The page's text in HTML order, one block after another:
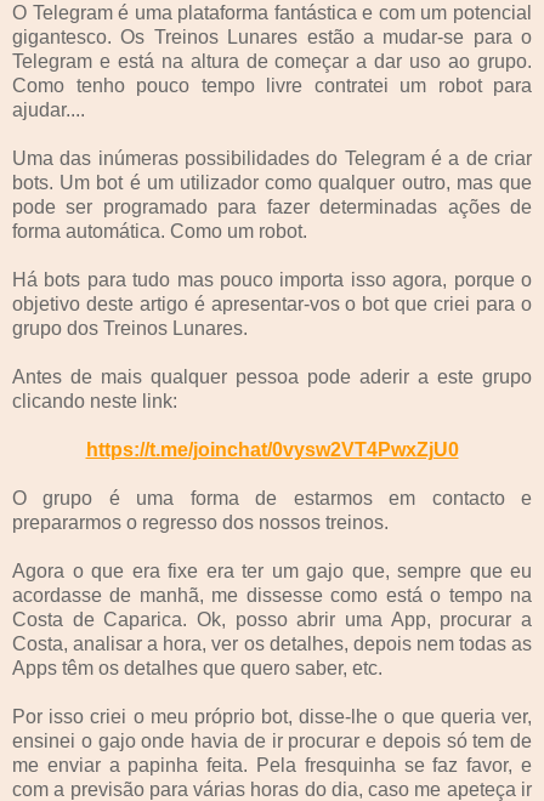
O Telegram é uma plataforma fantástica e com um potencial
gigantesco. Os Treinos Lunares estão a mudar-se para o
Telegram e está na altura de começar a dar uso ao grupo.
Como tenho pouco tempo livre contratei um robot para
ajudar....
Uma das inúmeras possibilidades do Telegram é a de criar
bots. Um bot é um utilizador como qualquer outro, mas que
pode ser programado para fazer determinadas ações de
forma automática. Como um robot.
Há bots para tudo mas pouco importa isso agora, porque o
objetivo deste artigo é apresentar-vos o bot que criei para o
grupo dos Treinos Lunares.
Antes de mais qualquer pessoa pode aderir a este grupo
clicando neste link:
https://t.me/joinchat/0vysw2VT4PwxZjU0
O grupo é uma forma de estarmos em contacto e
prepararmos o regresso dos nossos treinos.
Agora o que era fixe era ter um gajo que, sempre que eu
acordasse de manhã, me dissesse como está o tempo na
Costa de Caparica. Ok, posso abrir uma App, procurar a
Costa, analisar a hora, ver os detalhes, depois nem todas as
Apps têm os detalhes que quero saber, etc.
Por isso criei o meu próprio bot, disse-lhe o que queria ver,
ensinei o gajo onde havia de ir procurar e depois só tem de
me enviar a papinha feita. Pela fresquinha se faz favor, e
com a previsão para várias horas do dia, caso me apeteça ir